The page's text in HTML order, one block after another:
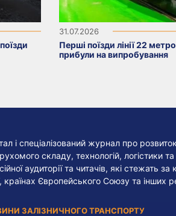
31.07.2026
Перші поїзди лінії 22
прибули на випробування
і спеціалізований журнал про
складу, технологій, логістики та
аудиторії та читачів, які стежать
країнах Європейського Союзу та інших
ЗАЛІЗНИЧНОГО ТРАНСПОРТУ